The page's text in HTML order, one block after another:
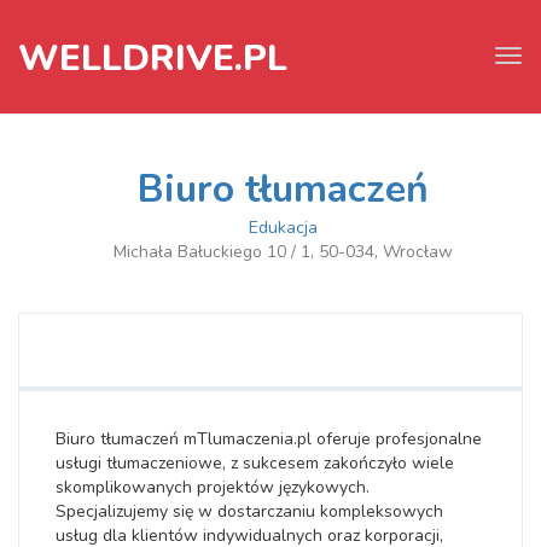
WELLDRIVE.PL
Biuro tłumaczeń
Edukacja
Michała Bałuckiego 10 / 1, 50-034, Wrocław
Biuro tłumaczeń mTlumaczenia.pl oferuje profesjonalne
usługi tłumaczeniowe, z sukcesem zakończyło wiele
skomplikowanych projektów językowych.
Specjalizujemy się w dostarczaniu kompleksowych
usług dla klientów indywidualnych oraz korporacji,